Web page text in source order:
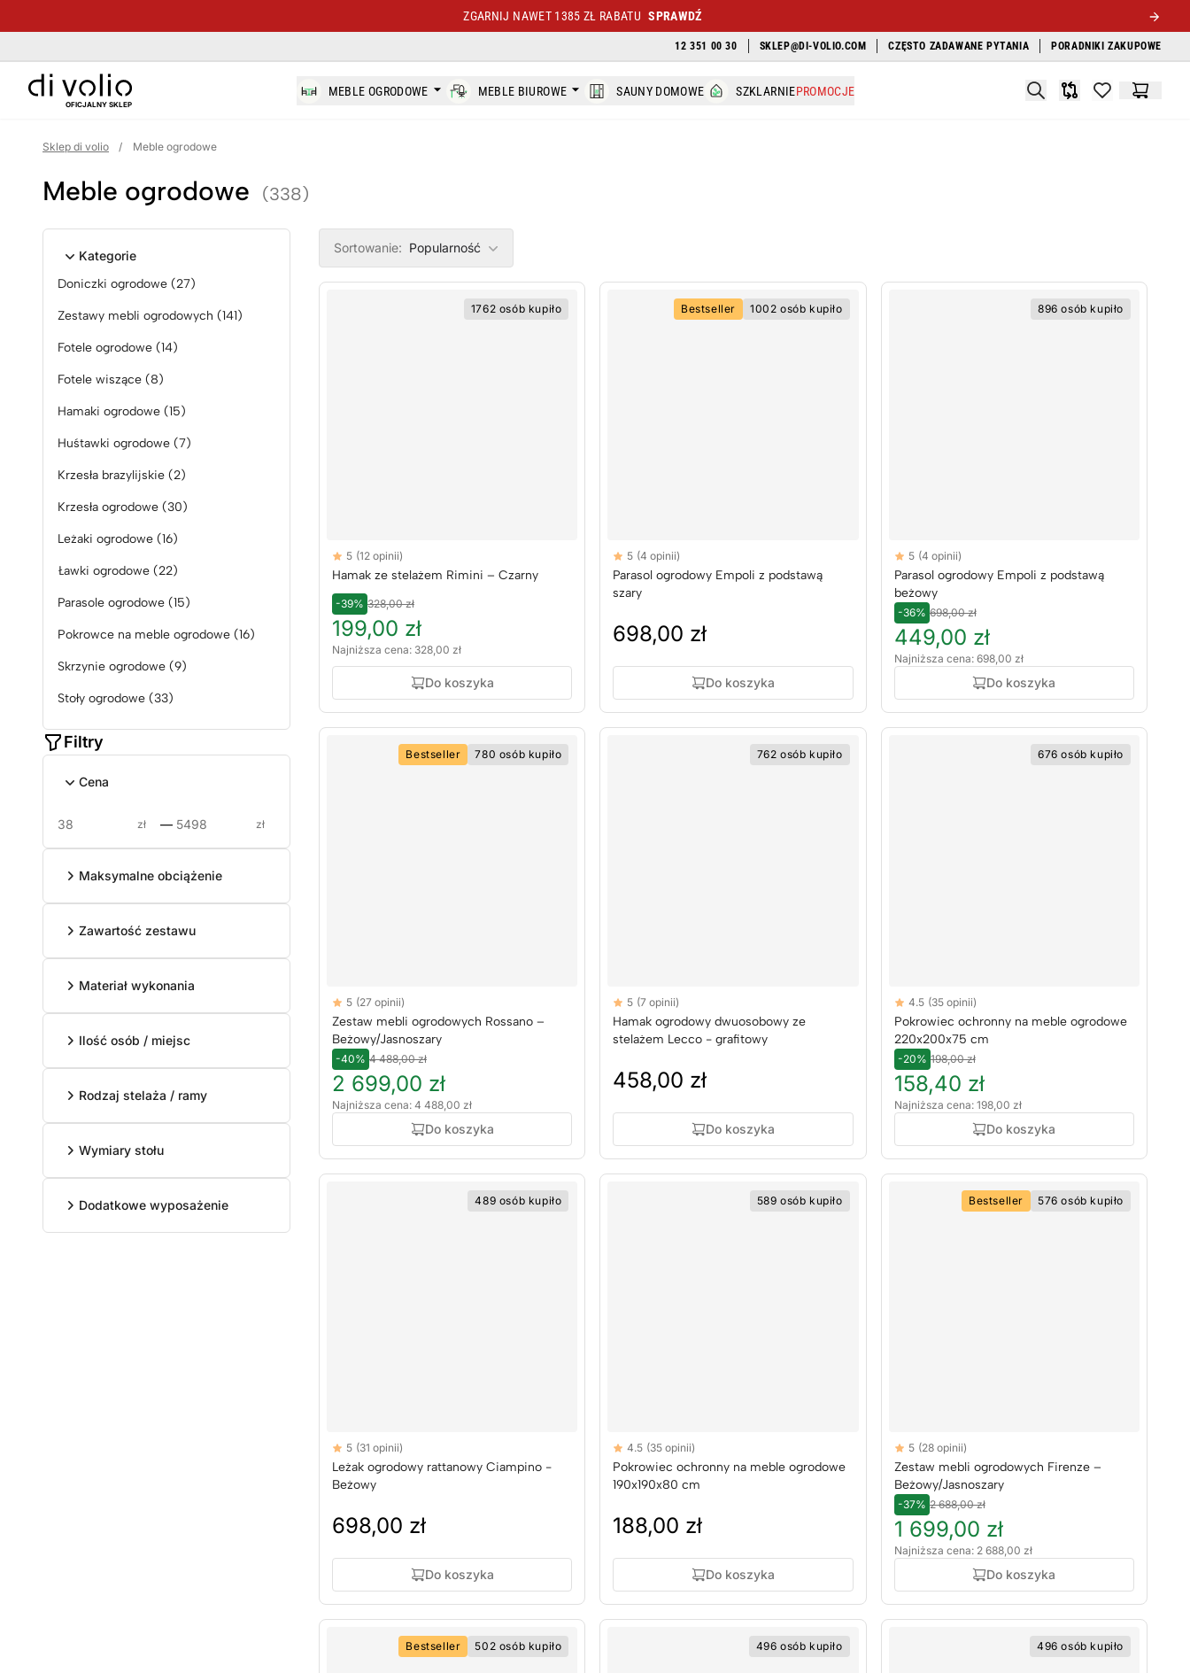
ZGARNIJ NAWET 1385 ZŁ RABATU SPRAWDŹ
12 351 00 30 SKLEP@DI-VOLIO.COM CZĘSTO ZADAWANE PYTANIA PORADNIKI ZAKUPOWE
di-volio.com
OFICJALNY SKLEP
MEBLE OGRODOWE MEBLE BIUROWE SAUNY DOMOWE SZKLARNIEPROMOCJE SearchPorównywarka
items inKoszyk
Sklep di volio / Meble ogrodowe
Meble ogrodowe (338)
Kategorie
Doniczki ogrodowe (27)
Zestawy mebli ogrodowych (141)
Fotele ogrodowe (14)
Fotele wiszące (8)
Hamaki ogrodowe (15)
Huśtawki ogrodowe (7)
Krzesła brazylijskie (2)
Krzesła ogrodowe (30)
Leżaki ogrodowe (16)
Ławki ogrodowe (22)
Parasole ogrodowe (15)
Pokrowce na meble ogrodowe (16)
Skrzynie ogrodowe (9)
Stoły ogrodowe (33)
Filtry
Cena
zł — zł
Maksymalne obciążenie
Zawartość zestawu
Materiał wykonania
Ilość osób / miejsc
Rodzaj stelaża / ramy
Wymiary stołu
Dodatkowe wyposażenie
Product filters
Sortowanie: Popularność
1762 osób kupiło
Reviews
5 out of 5 stars
5 (12 opinii)
Hamak ze stelażem Rimini – Czarny
-39% 328,00 zł
199,00 zł
Najniższa cena: 328,00 zł
Do koszyka
Bestseller 1002 osób kupiło
Reviews
5 out of 5 stars
5 (4 opinii)
Parasol ogrodowy Empoli z podstawą
szary
698,00 zł
Do koszyka
896 osób kupiło
Reviews
5 out of 5 stars
5 (4 opinii)
Parasol ogrodowy Empoli z podstawą
beżowy
-36% 698,00 zł
449,00 zł
Najniższa cena: 698,00 zł
Do koszyka
Bestseller 780 osób kupiło
Reviews
5 out of 5 stars
5 (27 opinii)
Zestaw mebli ogrodowych Rossano –
Beżowy/Jasnoszary
-40% 4 488,00 zł
2 699,00 zł
Najniższa cena: 4 488,00 zł
Do koszyka
762 osób kupiło
Reviews
5 out of 5 stars
5 (7 opinii)
Hamak ogrodowy dwuosobowy ze
stelażem Lecco - grafitowy
458,00 zł
Do koszyka
676 osób kupiło
Reviews
4.5 out of 5 stars
4.5 (35 opinii)
Pokrowiec ochronny na meble ogrodowe
220x200x75 cm
-20% 198,00 zł
158,40 zł
Najniższa cena: 198,00 zł
Do koszyka
489 osób kupiło
Reviews
5 out of 5 stars
5 (31 opinii)
Leżak ogrodowy rattanowy Ciampino -
Beżowy
698,00 zł
Do koszyka
589 osób kupiło
Reviews
4.5 out of 5 stars
4.5 (35 opinii)
Pokrowiec ochronny na meble ogrodowe
190x190x80 cm
188,00 zł
Do koszyka
Bestseller 576 osób kupiło
Reviews
5 out of 5 stars
5 (28 opinii)
Zestaw mebli ogrodowych Firenze –
Beżowy/Jasnoszary
-37% 2 688,00 zł
1 699,00 zł
Najniższa cena: 2 688,00 zł
Do koszyka
Bestseller 502 osób kupiło 496 osób kupiło 496 osób kupiło